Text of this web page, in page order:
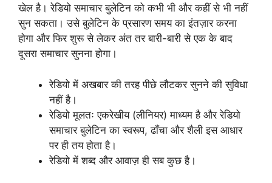
खेल है। रेडियो समाचार बुलेटिन को कभी भी और कहीं से भी नहीं
सुन सकता। उसे बुलेटिन के प्रसारण समय का इंतज़ार करना
होगा और फिर शुरू से लेकर अंत तर बारी-बारी से एक के बाद
दूसरा समाचार सुनना होगा।
रेडियो में अखबार की तरह पीछे लौटकर सुनने की सुविधा
नहीं है।
रेडियो मूलतः एकरेखीय (लीनियर) माध्यम है और रेडियो
समाचार बुलेटिन का स्वरूप, ढाँचा और शैली इस आधार
पर ही तय होता है।
रेडियो में शब्द और आवाज़ ही सब कुछ है।